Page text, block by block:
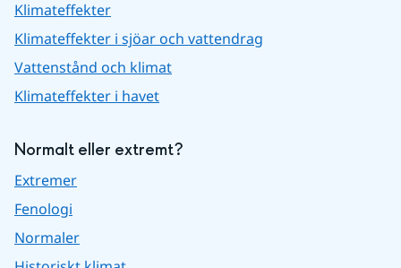
Klimateffekter
Klimateffekter i sjöar och vattendrag
Vattenstånd och klimat
Klimateffekter i havet
Normalt eller extremt?
Extremer
Fenologi
Normaler